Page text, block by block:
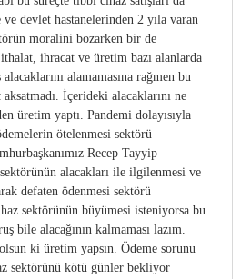
devlet hastanelerinden 2 yıla varan
moralini bozarken bir de
ihracat ve üretim bazı alanlarda
alamamasına rağmen bu
İçerideki alacaklarını ne
üretim yaptı. Pandemi dolayısıyla
ötelenmesi sektörü
Recep Tayyip
alacakları ile ilgilenmesi ve
defaten ödenmesi sektörü
sektörünün büyümesi isteniyorsa bu
bile alacağının kalmaması lazım.
ki üretim yapsın. Ödeme sorunu
sektörünü kötü günler bekliyor